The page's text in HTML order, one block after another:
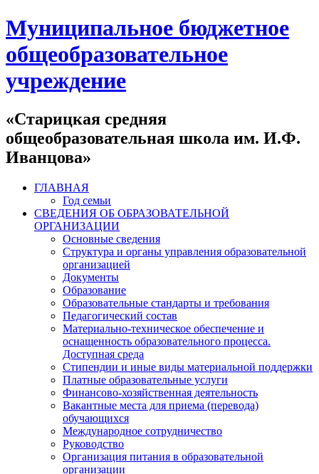
Муниципальное бюджетное
общеобразовательное
учреждение
«Старицкая средняя
общеобразовательная школа им. И.Ф.
Иванцова»
ГЛАВНАЯ
Год семьи
СВЕДЕНИЯ ОБ ОБРАЗОВАТЕЛЬНОЙ
ОРГАНИЗАЦИИ
Основные сведения
Структура и органы управления образовательной
организацией
Документы
Образование
Образовательные стандарты и требования
Педагогический состав
Материально-техническое обеспечение и
оснащенность образовательного процесса.
Доступная среда
Стипендии и иные виды материальной поддержки
Платные образовательные услуги
Финансово-хозяйственная деятельность
Вакантные места для приема (перевода)
обучающихся
Международное сотрудничество
Руководство
Организация питания в образовательной
организации